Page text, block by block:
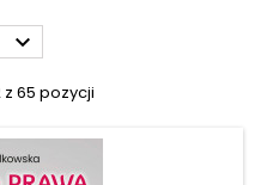

z 65 pozycji